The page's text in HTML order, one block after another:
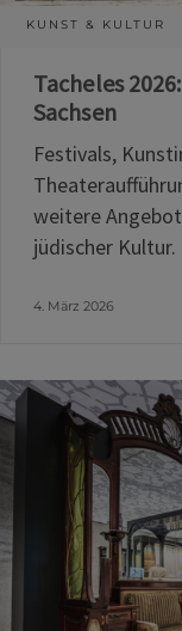
KUNST & KULTUR
Tacheles
Sachsen
Festivals,
weitere
jüdischer Kultur.
4. März 2026